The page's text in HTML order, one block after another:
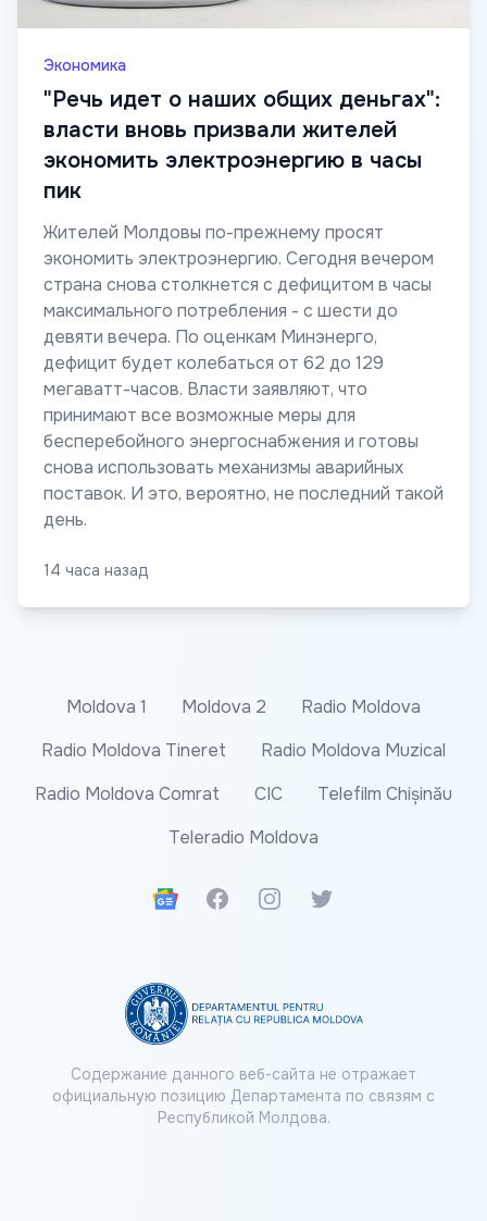
Экономика
"Речь идет о наших общих деньгах":
власти вновь призвали жителей
экономить электроэнергию в часы
пик
Жителей Молдовы по-прежнему просят
экономить электроэнергию. Сегодня вечером
страна снова столкнется с дефицитом в часы
максимального потребления - с шести до
девяти вечера. По оценкам Минэнерго,
дефицит будет колебаться от 62 до 129
мегаватт-часов. Власти заявляют, что
принимают все возможные меры для
бесперебойного энергоснабжения и готовы
снова использовать механизмы аварийных
поставок. И это, вероятно, не последний такой
день.
14 часа назад
Moldova 1 Moldova 2
Radio Moldova
Radio Moldova Tineret
Radio Moldova Muzical
Radio Moldova Comrat
CIC
Telefilm Chișinău
Teleradio Moldova
Google News
FacebookInstagramTwitter
Содержание данного веб-сайта не отражает
официальную позицию Департамента по связям с
Республикой Молдова.